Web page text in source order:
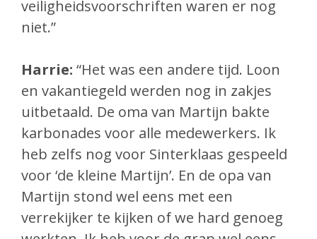
veiligheidsvoorschriften waren er nog
niet.”
Harrie: “Het was een andere tijd. Loon
en vakantiegeld werden nog in zakjes
uitbetaald. De oma van Martijn bakte
karbonades voor alle medewerkers. Ik
heb zelfs nog voor Sinterklaas gespeeld
voor ‘de kleine Martijn’. En de opa van
Martijn stond wel eens met een
verrekijker te kijken of we hard genoeg